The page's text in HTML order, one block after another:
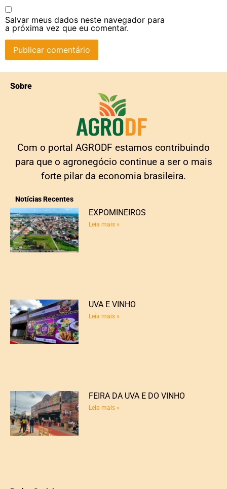
Salvar meus dados neste navegador para
a próxima vez que eu comentar.
Sobre
Com o portal AGRODF estamos contribuindo
para que o agronegócio continue a ser o mais
forte pilar da economia brasileira.
Notícias Recentes
EXPOMINEIROS
Leia mais »
UVA E VINHO
Leia mais »
FEIRA DA UVA E DO VINHO
Leia mais »